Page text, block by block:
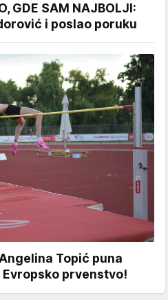
GDE SAM NAJBOLJI:
i poslao poruku
Topić puna
prvenstvo!